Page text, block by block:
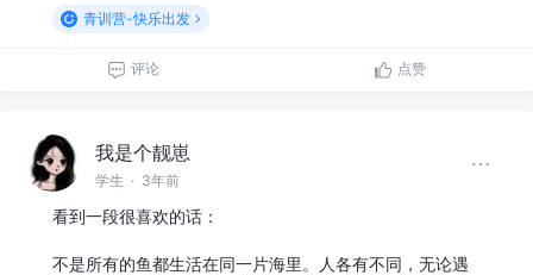
青训营-快乐出发
评论 点赞
我是个靓崽
学生 · 3年前
看到一段很喜欢的话：
不是所有的鱼都生活在同一片海里。人各有不同，无论遇